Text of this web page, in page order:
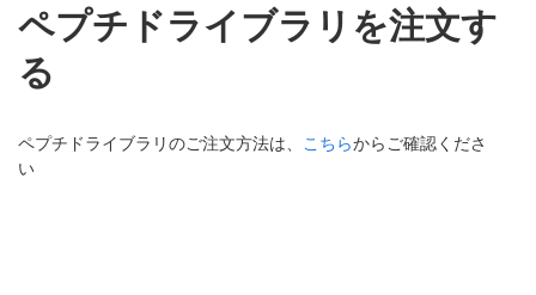
ペプチドライブラリを注文す
る
ペプチドライブラリのご注文方法は、 こちらからご確認くださ
い